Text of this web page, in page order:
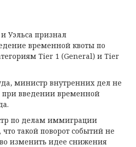
Уэльса признал
временной квоты по
Tier 1 (General) и Tier
министр внутренних дел не
при введении временной
по делам иммиграции
такой поворот событий не
изменить идее снижения